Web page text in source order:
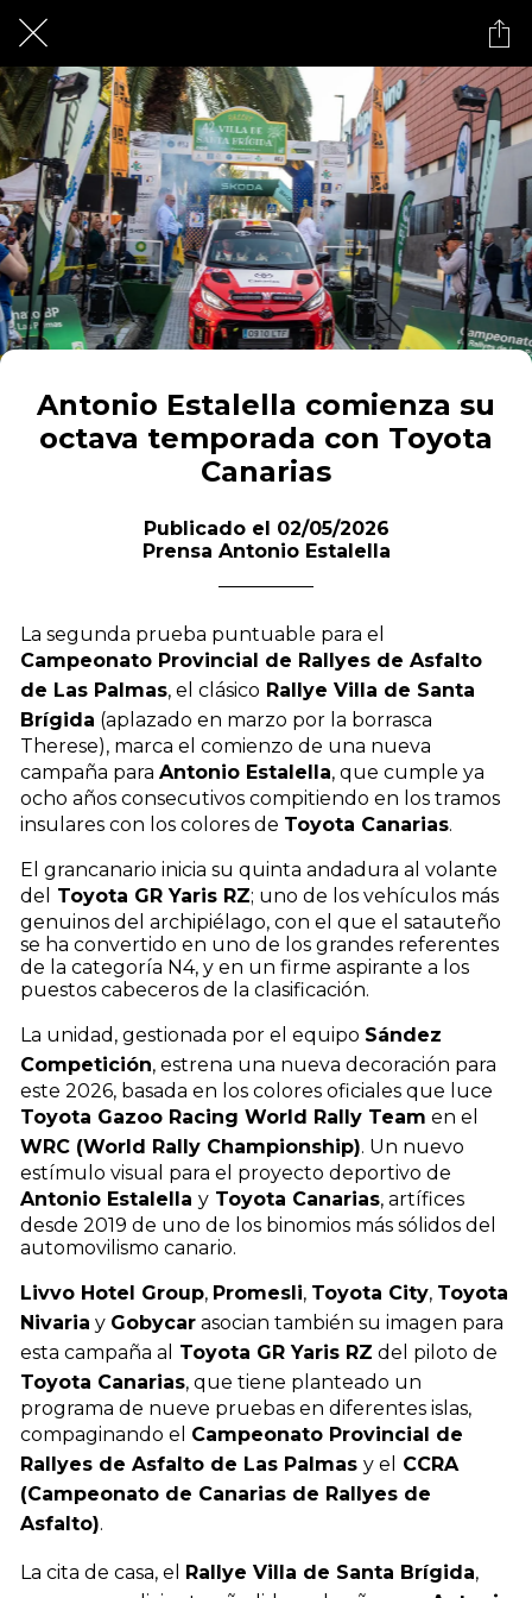
Antonio Estalella comienza su
octava temporada con Toyota
Canarias
Publicado el 02/05/2026
Prensa Antonio Estalella
La segunda prueba puntuable para el
Campeonato Provincial de Rallyes de Asfalto
de Las Palmas, el clásico Rallye Villa de Santa
Brígida (aplazado en marzo por la borrasca
Therese), marca el comienzo de una nueva
campaña para Antonio Estalella, que cumple ya
ocho años consecutivos compitiendo en los tramos
insulares con los colores de Toyota Canarias.
El grancanario inicia su quinta andadura al volante
del
Toyota GR Yaris RZ; uno de los vehículos más
genuinos del archipiélago, con el que el satauteño
se ha convertido en uno de los grandes referentes
de la categoría N4, y en un firme aspirante a los
puestos cabeceros de la clasificación.
La unidad, gestionada por el equipo Sández
Competición, estrena una nueva decoración para
este 2026, basada en los colores oficiales que luce
Toyota Gazoo Racing World Rally Team en el
WRC (World Rally Championship). Un nuevo
estímulo visual para el proyecto deportivo de
Antonio Estalella y Toyota Canarias, artífices
desde 2019 de uno de los binomios más sólidos del
automovilismo canario.
Livvo Hotel Group, Promesli, Toyota City, Toyota
Nivaria y Gobycar asocian también su imagen para
esta campaña al
Toyota GR Yaris RZ del piloto de
Toyota Canarias, que tiene planteado un
programa de nueve pruebas en diferentes islas,
compaginando el Campeonato Provincial de
Rallyes de Asfalto de Las Palmas y el
CCRA
(Campeonato de Canarias de Rallyes de
Asfalto).
La cita de casa, el Rallye Villa de Santa Brígida,